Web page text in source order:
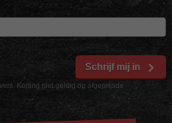
Korting niet geldig op afgeprijsde
Schrijf mij in